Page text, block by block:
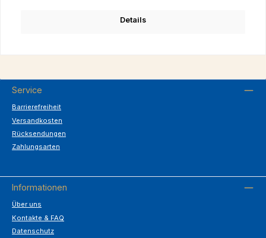
Details
Service
Barrierefreiheit
Versandkosten
Rücksendungen
Zahlungsarten
Informationen
Über uns
Kontakte & FAQ
Datenschutz